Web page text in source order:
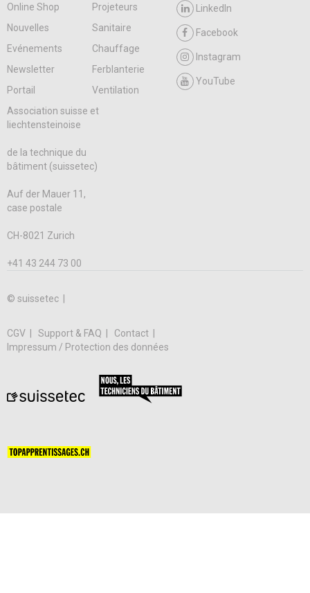
Online Shop
Projeteurs
Nouvelles
Sanitaire
Evénements
Chauffage
Newsletter
Ferblanterie
Portail
Ventilation
LinkedIn
Facebook
Instagram
YouTube
Association suisse et
liechtensteinoise
de la technique du
bâtiment (suissetec)
Auf der Mauer 11,
case postale
CH-8021 Zurich
+41 43 244 73 00
© suissetec |
CGV Support & FAQ
Contact
Impressum / Protection des données